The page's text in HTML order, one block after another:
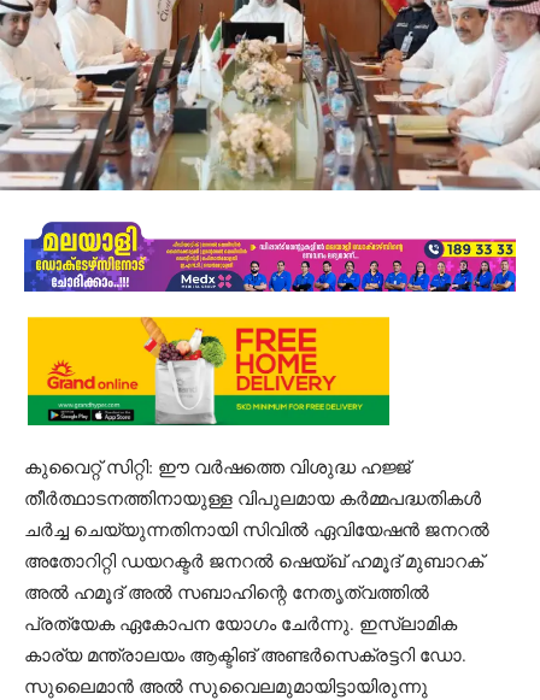
കുവൈറ്റ് സിറ്റി: ഈ വർഷത്തെ വിശുദ്ധ ഹജ്ജ്
തീർത്ഥാടനത്തിനായുള്ള വിപുലമായ കർമ്മപദ്ധതികൾ
ചർച്ച ചെയ്യുന്നതിനായി സിവിൽ ഏവിയേഷൻ ജനറൽ
അതോറിറ്റി ഡയറക്ടർ ജനറൽ ഷെയ്ഖ് ഹമൂദ് മുബാറക്
അൽ ഹമൂദ് അൽ സബാഹിന്റെ നേതൃത്വത്തിൽ
പ്രത്യേക ഏകോപന യോഗം ചേർന്നു. ഇസ്‌ലാമിക
കാര്യ മന്ത്രാലയം ആക്ടിങ് അണ്ടർസെക്രട്ടറി ഡോ.
സുലൈമാൻ അൽ സുവൈലമുമായിട്ടായിരുന്നു